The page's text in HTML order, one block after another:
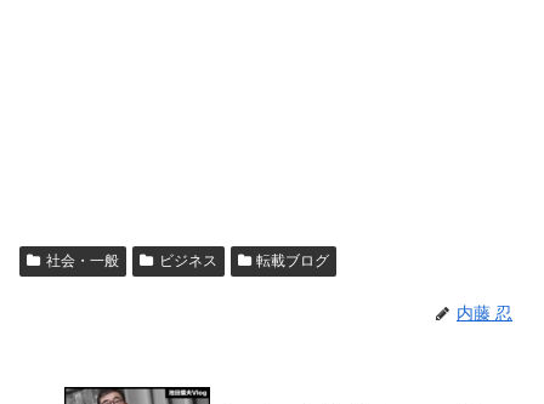
社会・一般 ビジネス 転載ブログ
内藤 忍